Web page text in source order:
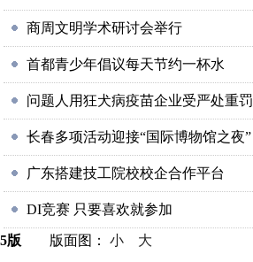
商周文明学术研讨会举行
首都青少年倡议每天节约一杯水
问题人用狂犬病疫苗企业受严处重罚
长春多项活动迎接“国际博物馆之夜”
广东搭建技工院校校企合作平台
DI竞赛 只要喜欢就参加
5版 版面图： 小
大